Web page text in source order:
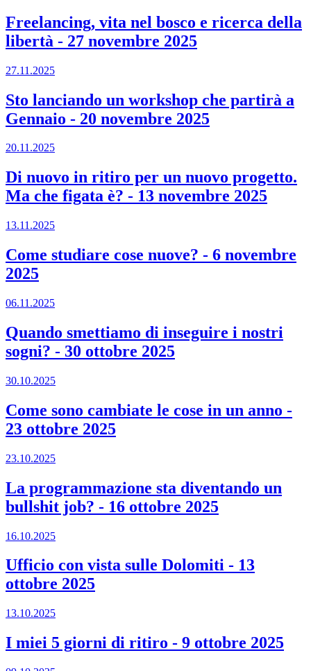
Freelancing, vita nel bosco e ricerca della
libertà - 27 novembre 2025
27.11.2025
Sto lanciando un workshop che partirà a
Gennaio - 20 novembre 2025
20.11.2025
Di nuovo in ritiro per un nuovo progetto.
Ma che figata è? - 13 novembre 2025
13.11.2025
Come studiare cose nuove? - 6 novembre
2025
06.11.2025
Quando smettiamo di inseguire i nostri
sogni? - 30 ottobre 2025
30.10.2025
Come sono cambiate le cose in un anno -
23 ottobre 2025
23.10.2025
La programmazione sta diventando un
bullshit job? - 16 ottobre 2025
16.10.2025
Ufficio con vista sulle Dolomiti - 13
ottobre 2025
13.10.2025
I miei 5 giorni di ritiro - 9 ottobre 2025